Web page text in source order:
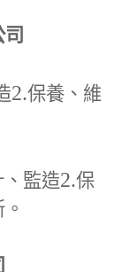
2.保養、維
監造2.保